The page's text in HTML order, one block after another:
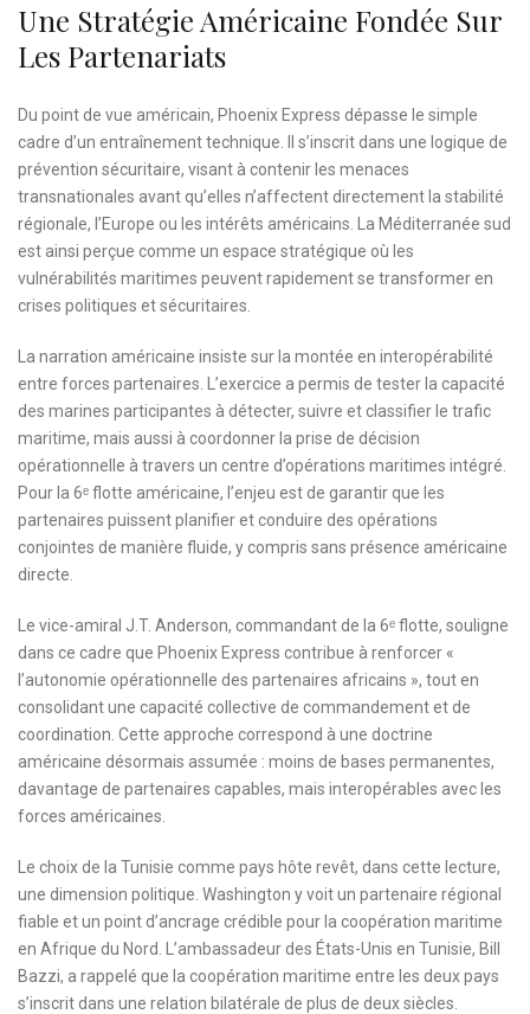
Une Stratégie Américaine Fondée Sur
Les Partenariats
Du point de vue américain, Phoenix Express dépasse le simple
cadre d’un entraînement technique. Il s’inscrit dans une logique de
prévention sécuritaire, visant à contenir les menaces
transnationales avant qu’elles n’affectent directement la stabilité
régionale, l’Europe ou les intérêts américains. La Méditerranée sud
est ainsi perçue comme un espace stratégique où les
vulnérabilités maritimes peuvent rapidement se transformer en
crises politiques et sécuritaires.
La narration américaine insiste sur la montée en interopérabilité
entre forces partenaires. L’exercice a permis de tester la capacité
des marines participantes à détecter, suivre et classifier le trafic
maritime, mais aussi à coordonner la prise de décision
opérationnelle à travers un centre d’opérations maritimes intégré.
Pour la 6ᵉ flotte américaine, l’enjeu est de garantir que les
partenaires puissent planifier et conduire des opérations
conjointes de manière fluide, y compris sans présence américaine
directe.
Le vice-amiral J.T. Anderson, commandant de la 6ᵉ flotte, souligne
dans ce cadre que Phoenix Express contribue à renforcer «
l’autonomie opérationnelle des partenaires africains », tout en
consolidant une capacité collective de commandement et de
coordination. Cette approche correspond à une doctrine
américaine désormais assumée : moins de bases permanentes,
davantage de partenaires capables, mais interopérables avec les
forces américaines.
Le choix de la Tunisie comme pays hôte revêt, dans cette lecture,
une dimension politique. Washington y voit un partenaire régional
fiable et un point d’ancrage crédible pour la coopération maritime
en Afrique du Nord. L’ambassadeur des États-Unis en Tunisie, Bill
Bazzi, a rappelé que la coopération maritime entre les deux pays
s’inscrit dans une relation bilatérale de plus de deux siècles.